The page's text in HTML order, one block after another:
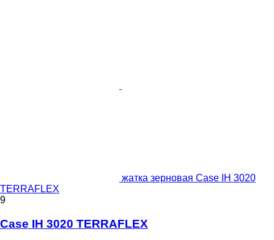
жатка зерновая Case IH 3020
TERRAFLEX
9
Case IH 3020 TERRAFLEX